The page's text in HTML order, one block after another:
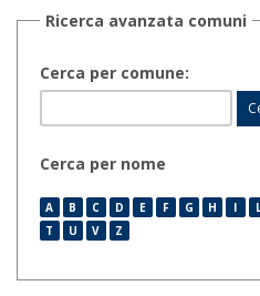
Ricerca avanzata comuni
Cerca per comune:
Cerca per nome
A B C D E F G H I
T
U V Z